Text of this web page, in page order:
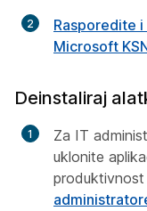
Rasporedite
Microsoft
Deinstaliraj
Za IT
uklonite